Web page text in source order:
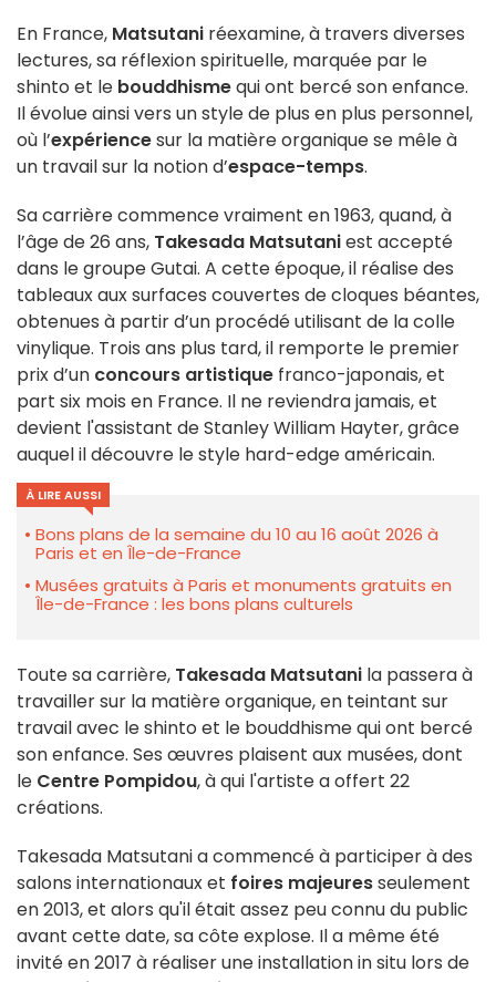
En France, Matsutani réexamine, à travers diverses
lectures, sa réflexion spirituelle, marquée par le
shinto et le bouddhismequi ont bercé son enfance.
Il évolue ainsi vers un style de plus en plus personnel,
où l’expériencesur la matière organique se mêle à
un travail sur la notion d’espace-temps.
Sa carrière commence vraiment en 1963, quand, à
l’âge de 26 ans, Takesada Matsutaniest accepté
dans le groupe Gutai. A cette époque, il réalise des
tableaux aux surfaces couvertes de cloques béantes,
obtenues à partir d’un procédé utilisant de la colle
vinylique. Trois ans plus tard, il remporte le premier
prix d’un concours artistique franco-japonais, et
part six mois en France. Il ne reviendra jamais, et
devient l'assistant de Stanley William Hayter, grâce
auquel il découvre le style hard-edge américain.
À LIRE AUSSI
Bons plans de la semaine du 10 au 16 août 2026 à
Paris et en Île-de-France
Musées gratuits à Paris et monuments gratuits en
Île-de-France : les bons plans culturels
Toute sa carrière, Takesada Matsutani la passera à
travailler sur la matière organique, en teintant sur
travail avec le shinto et le bouddhisme qui ont bercé
son enfance. Ses œuvres plaisent aux musées, dont
le Centre Pompidou, à qui l'artiste a offert 22
créations.
Takesada Matsutani a commencé à participer à des
salons internationaux et foires majeuresseulement
en 2013, et alors qu'il était assez peu connu du public
avant cette date, sa côte explose. Il a même été
invité en 2017 à réaliser une installation in situ lors de